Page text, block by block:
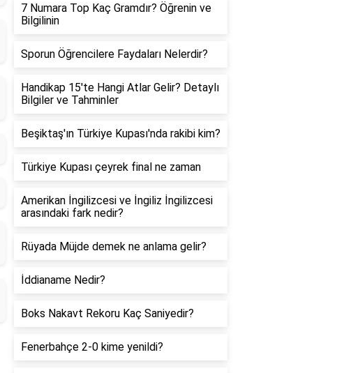
7 Numara Top Kaç Gramdır? Öğrenin ve
Bilgilinin
Sporun Öğrencilere Faydaları Nelerdir?
Handikap 15'te Hangi Atlar Gelir? Detaylı
Bilgiler ve Tahminler
Beşiktaş'ın Türkiye Kupası'nda rakibi kim?
Türkiye Kupası çeyrek final ne zaman
Amerikan İngilizcesi ve İngiliz İngilizcesi
arasındaki fark nedir?
Rüyada Müjde demek ne anlama gelir?
İddianame Nedir?
Boks Nakavt Rekoru Kaç Saniyedir?
Fenerbahçe 2-0 kime yenildi?